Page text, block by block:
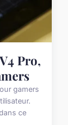
Pro,
gamers
ce